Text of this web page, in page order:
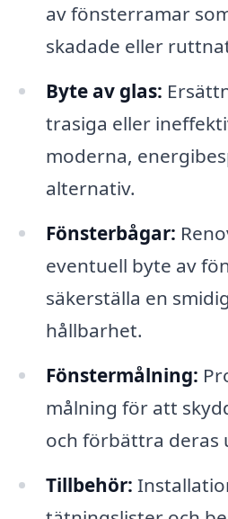
av fönsterramar
skadade eller
Byte av glas:
trasiga eller
moderna,
alternativ.
Fönsterbågar:
eventuell byte av
säkerställa en
hållbarhet.
Fönstermålning:
målning för att
och förbättra deras
Tillbehör: